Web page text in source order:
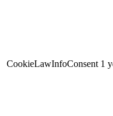
CookieLawInfoConsent 1